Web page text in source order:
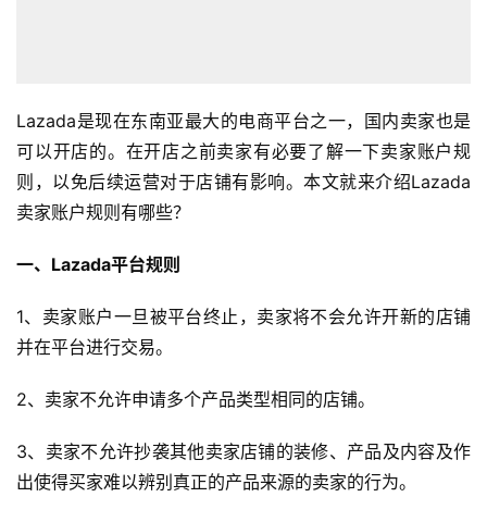
Lazada是现在东南亚最大的电商平台之一，国内卖家也是
可以开店的。在开店之前卖家有必要了解一下卖家账户规
则，以免后续运营对于店铺有影响。本文就来介绍Lazada
卖家账户规则有哪些？
一、Lazada平台规则
1、卖家账户一旦被平台终止，卖家将不会允许开新的店铺
并在平台进行交易。
2、卖家不允许申请多个产品类型相同的店铺。
3、卖家不允许抄袭其他卖家店铺的装修、产品及内容及作
出使得买家难以辨别真正的产品来源的卖家的行为。